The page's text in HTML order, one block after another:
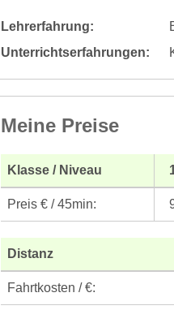
Lehrerfahrung:
Unterrichtserfahrungen:
Meine Preise
Klasse / Niveau
Preis € / 45min:
Distanz
Fahrtkosten / €: